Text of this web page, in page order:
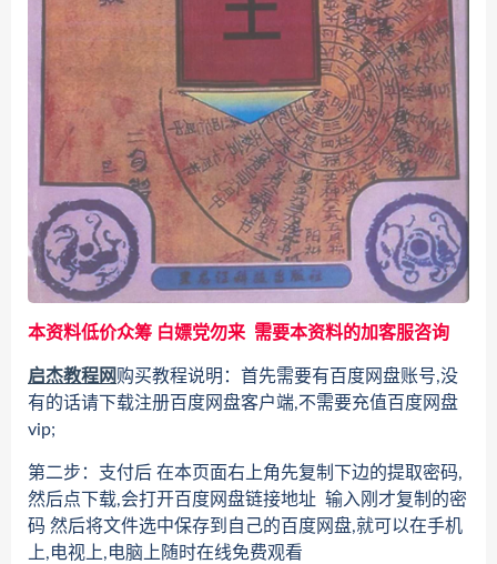
本资料低价众筹 白嫖党勿来 需要本资料的加客服咨询
启杰教程网购买教程说明：首先需要有百度网盘账号,没
有的话请下载注册百度网盘客户端,不需要充值百度网盘
vip;
第二步：支付后 在本页面右上角先复制下边的提取密码,
然后点下载,会打开百度网盘链接地址 输入刚才复制的密
码 然后将文件选中保存到自己的百度网盘,就可以在手机
上,电视上,电脑上随时在线免费观看